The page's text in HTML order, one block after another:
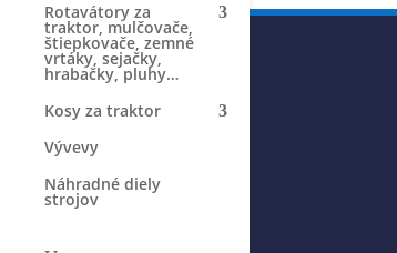
Rotavátory za
traktor, mulčovače,
štiepkovače, zemné
vrtáky, sejačky,
hrabačky, pluhy…
Kosy za traktor
Vývevy
Náhradné diely
strojov